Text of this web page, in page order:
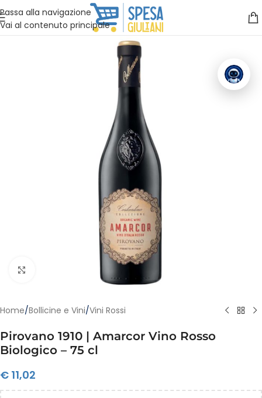
Passa alla navigazione
Vai al contenuto principale
Vuoi assistenza?Clicca qui e ti richiamiamo noi
Home/Bollicine e Vini/Vini Rossi
Pirovano 1910 | Amarcor Vino Rosso
Biologico – 75 cl
€ 11,02